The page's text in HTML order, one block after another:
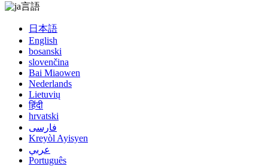
言語
日本語
English
bosanski
slovenčina
Bai Miaowen
Nederlands
Lietuvių
हिंदी
hrvatski
فارسی
Kreyòl Ayisyen
عربي
Português